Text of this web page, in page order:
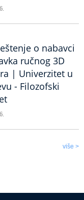
o nabavci
ručnog 3D
| Univerzitet u
- Filozofski
više >